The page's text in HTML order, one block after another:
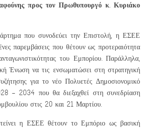
προς τον Πρωθυπουργό κ. Κυριάκο
που συνοδεύει την Επιστολή, η ΕΣΕΕ
παρεμβάσεις που θέτουν ως προτεραιότητα
του Εμπορίου. Παράλληλα,
Ένωση να τις ενσωματώσει στη στρατηγική
για το νέο Πολυετές Δημοσιονομικό
– 2034 που θα διεξαχθεί στη συνεδρίαση
στις 20 και 21 Μαρτίου.
η ΕΣΕΕ θέτουν το Εμπόριο ως βασική